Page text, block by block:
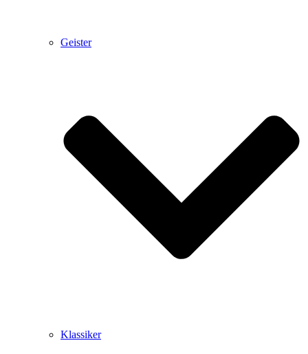
Geister
Klassiker